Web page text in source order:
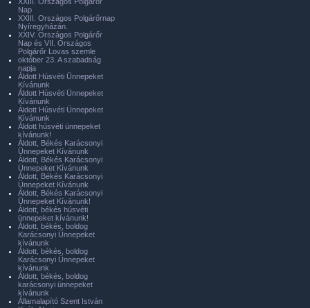
Nap
XXIII. Országos Polgárőrnap
Nyíregyházán.
XXIV. Országos Polgárőr
Nap és VII. Országos
Polgárőr Lovas szemle
október 23. A szabadság
napja
Áldott Húsvéti Ünnepeket
Kívánunk
Áldott Húsvéti Ünnepeket
Kívánunk
Áldott Húsvéti Ünnepeket
Kívánunk
Áldott húsvéti ünnepeket
kívánunk!
Áldott, Békés Karácsonyi
Ünnepeket Kívánunk
Áldott, Békés Karácsonyi
Ünnepeket Kívánunk
Áldott, Békés Karácsonyi
Ünnepeket Kívánunk
Áldott, Békés Karácsonyi
Ünnepeket Kívánunk!
Áldott, békés húsvéti
ünnepeket kívánunk!
Áldott, békés, boldog
Karácsonyi Ünnepeket
kívánunk
Áldott, békés, boldog
Karácsonyi Ünnepeket
kívánunk
Áldott, békés, boldog
karácsonyi ünnepeket
kívánunk
Államalapító Szent István